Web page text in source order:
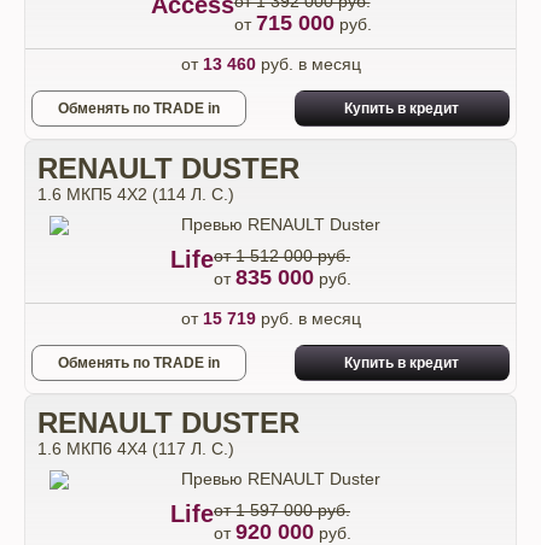
от715 000руб.
от 13 460руб. в месяц
Обменять по TRADE in Купить в кредит
RENAULT DUSTER
1.6 МКП5 4Х2 (114 Л. С.)
Lifeот 1 512 000 руб.
от835 000 руб.
от 15 719руб. в месяц
Обменять по TRADE in Купить в кредит
RENAULT DUSTER
1.6 МКП6 4Х4 (117 Л. С.)
Lifeот 1 597 000 руб.
от920 000 руб.